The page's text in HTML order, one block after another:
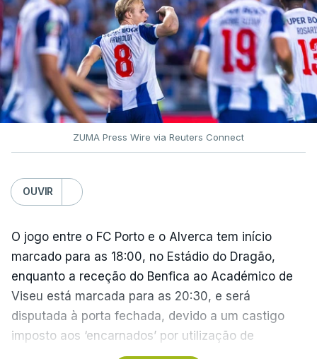
ZUMA Press Wire via Reuters Connect
OUVIR
O jogo entre o FC Porto e o Alverca tem início
marcado para as 18:00, no Estádio do Dragão,
enquanto a receção do Benfica ao Académico de
Viseu está marcada para as 20:30, e será
disputada à porta fechada, devido a um castigo
imposto aos ‘encarnados’ por utilização de